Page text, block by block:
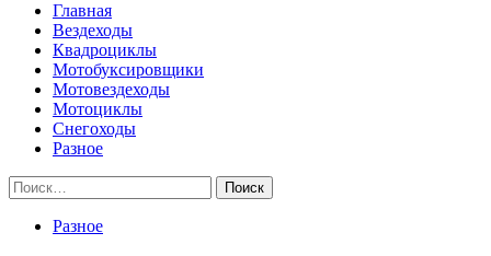
Главная
Вездеходы
Квадроциклы
Мотобуксировщики
Мотовездеходы
Мотоциклы
Снегоходы
Разное
Найти:
Разное